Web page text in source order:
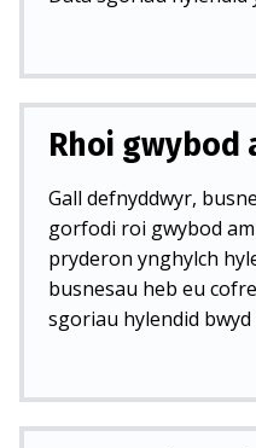
Rhoi gwybod
Gall defnyddwyr,
gorfodi roi gwybod
pryderon ynghylch
busnesau heb eu
sgoriau hylendid